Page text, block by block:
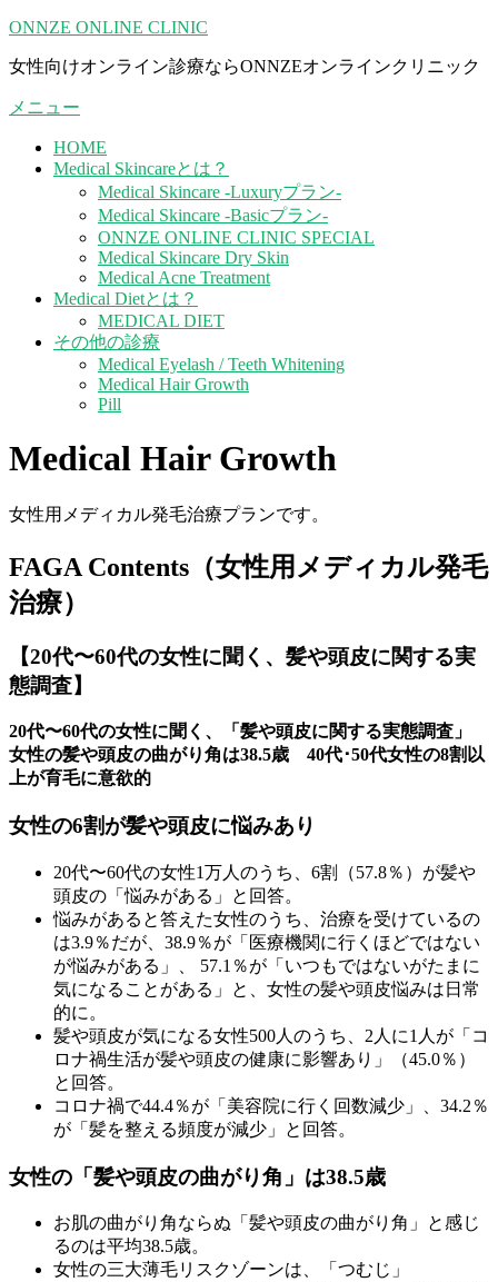
コ
テ
ン
ツ
ONNZE ONLINE CLINIC
女性向けオンライン診療ならONNZEオンラインクリニック
メニュー
HOME
Medical Skincareとは？
Medical Skincare -Luxuryプラン-
Medical Skincare -Basicプラン-
ONNZE ONLINE CLINIC SPECIAL
Medical Skincare Dry Skin
Medical Acne Treatment
Medical Dietとは？
MEDICAL DIET
その他の診療
Medical Eyelash / Teeth Whitening
Medical Hair Growth
Pill
Medical Hair Growth
女性用メディカル発毛治療プランです。
FAGA Contents（女性用メディカル発毛
治療）
【20代〜60代の女性に聞く、髪や頭皮に関する実
態調査】
20代〜60代の女性に聞く、「髪や頭皮に関する実態調査」
女性の髪や頭皮の曲がり角は38.5歳
40代･50代女性の8割以
上が育毛に意欲的
女性の6割が髪や頭皮に悩みあり
20代〜60代の女性1万人のうち、6割（57.8％）が髪や
頭皮の「悩みがある」と回答。
悩みがあると答えた女性のうち、治療を受けているの
は3.9％だが、38.9％が「医療機関に行くほどではない
が悩みがある」、 57.1％が「いつもではないがたまに
気になることがある」と、女性の髪や頭皮悩みは日常
的に。
髪や頭皮が気になる女性500人のうち、2人に1人が「コ
ロナ禍生活が髪や頭皮の健康に影響あり」（45.0％）
と回答。
コロナ禍で44.4％が「美容院に行く回数減少」、34.2％
が「髪を整える頻度が減少」と回答。
女性の「髪や頭皮の曲がり角」は38.5歳
お肌の曲がり角ならぬ「髪や頭皮の曲がり角」と感じ
るのは平均38.5歳。
女性の三大薄毛リスクゾーンは、「つむじ」